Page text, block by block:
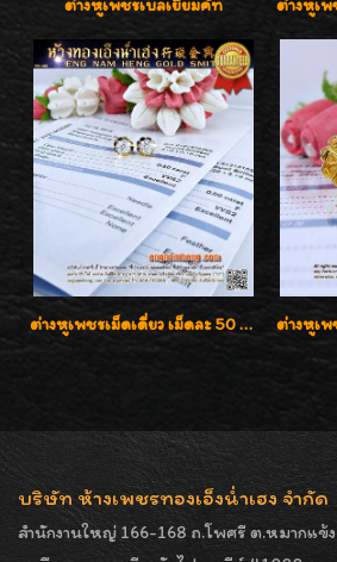
ต่างหูเพชรเบลเยี่ยมคัท
ต่างหูเพชรเม็ดเดี่ยว เม็ดละ 50 สตางค์ คู่ละ 1 กะรัต เพชรเบลเยี่ยมคัท น้ำ 98 F-Color/ VVS2 / 3EX พร้อมใบเซอร์สถาบัน GIA มาตรฐานสากลค่ะ
บริษัท ห้างเพชรทองเอ็งน่ำเฮง จำกัด
สำนักงานใหญ่ 166-168 ถ.โพศรี ต.หมากแข้ง